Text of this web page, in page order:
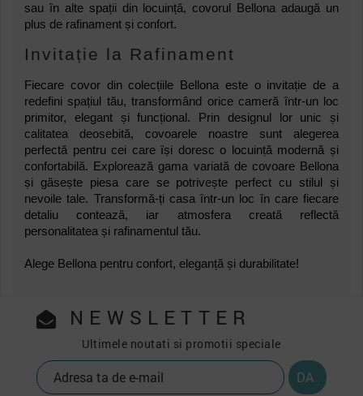
sau în alte spații din locuință, covorul Bellona adaugă un
plus de rafinament și confort.
Invitație la Rafinament
Fiecare covor din colecțiile Bellona este o invitație de a
redefini spațiul tău, transformând orice cameră într-un loc
primitor, elegant și funcțional. Prin designul lor unic și
calitatea deosebită, covoarele noastre sunt alegerea
perfectă pentru cei care își doresc o locuință modernă și
confortabilă. Explorează gama variată de covoare Bellona
și găsește piesa care se potrivește perfect cu stilul și
nevoile tale. Transformă-ți casa într-un loc în care fiecare
detaliu contează, iar atmosfera creată reflectă
personalitatea și rafinamentul tău.
Alege Bellona pentru confort, eleganță și durabilitate!
NEWSLETTER
Ultimele noutati si promotii speciale